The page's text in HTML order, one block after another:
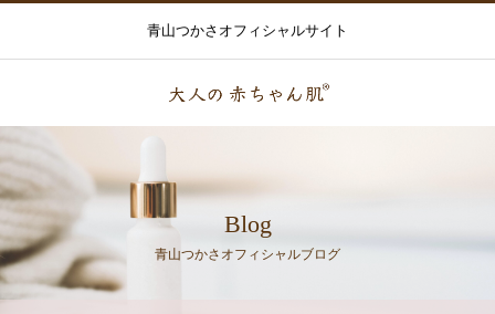
青山つかさオフィシャルサイト
Blog
青山つかさオフィシャルブログ